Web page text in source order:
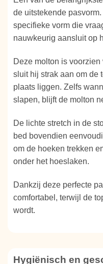
de uitstekende
specifieke vorm die
nauwkeurig aansluit op
Deze molton is
sluit hij strak aan om de
plaats liggen. Zelfs
slapen, blijft de molton
De lichte stretch in de
bed bovendien
om de hoeken trekken
onder het hoeslaken.
Dankzij deze perfecte
comfortabel, terwijl de
wordt.
Hygiënisch en